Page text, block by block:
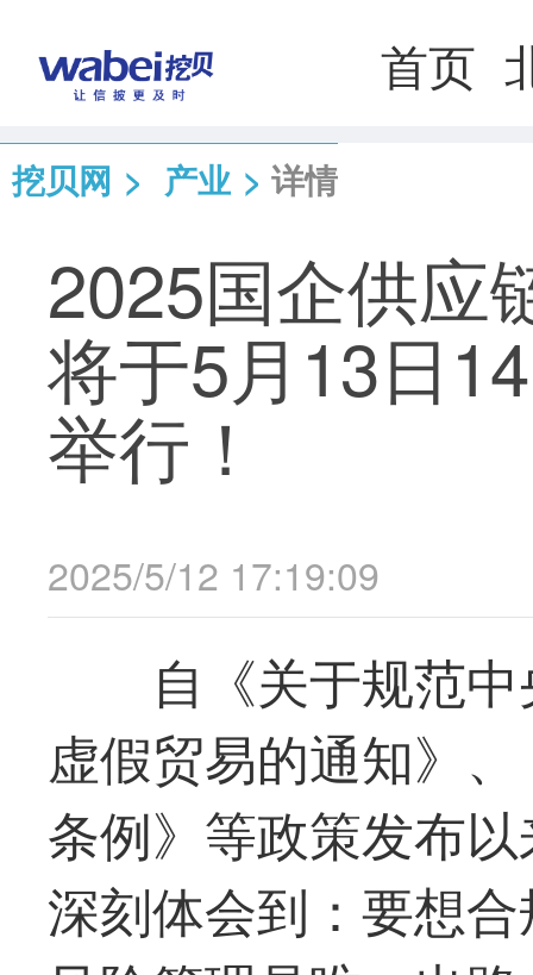
首页
挖贝网 > 产业 > 详情
2025国企供应
将于5月13日
举行！
2025/5/12 17:19:09
自《关于规范
虚假贸易的通知》
条例》等政策发布
深刻体会到：要想